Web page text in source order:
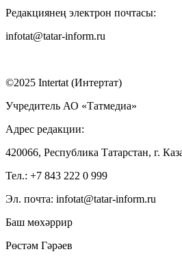
Редакциянең электрон почтасы:
infotat@tatar-inform.ru
©2025 Intertat (Интертат)
Учредитель АО «Татмедиа»
Адрес редакции:
420066, Республика Татарстан, г.
Тел.: +7 843 222 0 999
Эл. почта: infotat@tatar-inform.ru
Баш мөхәррир
Рөстәм Гәрәев